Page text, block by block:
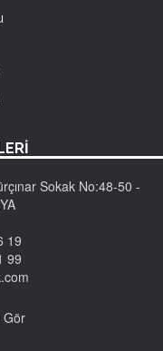
Sokak No:48-50 -
19
99
Gör